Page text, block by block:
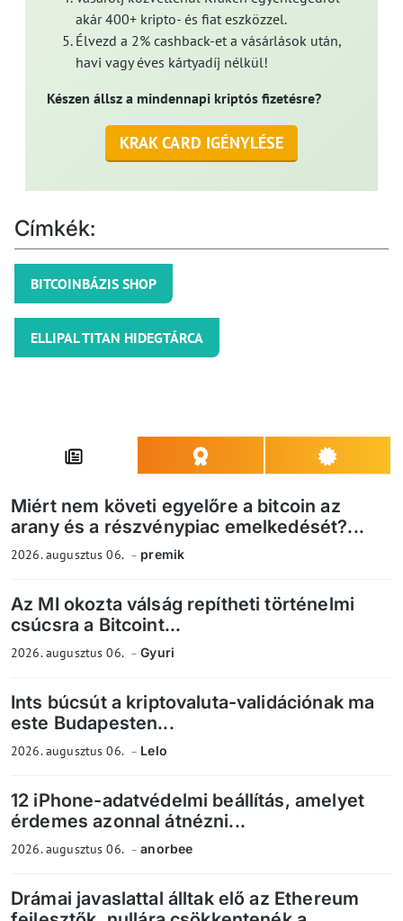
akár 400+ kripto- és fiat eszközzel.
Élvezd a 2% cashback-et a vásárlások után,
havi vagy éves kártyadíj nélkül!
Készen állsz a mindennapi kriptós fizetésre?
KRAK CARD IGÉNYLÉSE
Címkék:
BITCOINBÁZIS SHOP
ELLIPAL TITAN HIDEGTÁRCA
Miért nem követi egyelőre a bitcoin az
arany és a részvénypiac emelkedését?...
2026. augusztus 06. premik
Az MI okozta válság repítheti történelmi
csúcsra a Bitcoint...
2026. augusztus 06. Gyuri
Ints búcsút a kriptovaluta-validációnak ma
este Budapesten...
2026. augusztus 06. Lelo
12 iPhone-adatvédelmi beállítás, amelyet
érdemes azonnal átnézni...
2026. augusztus 06. anorbee
Drámai javaslattal álltak elő az Ethereum